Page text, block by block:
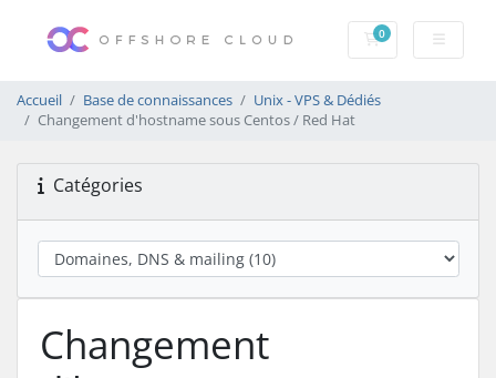
0Votre panier
Accueil Base de connaissances
Unix - VPS & Dédiés
Changement d'hostname sous Centos / Red Hat
Catégories
Changement